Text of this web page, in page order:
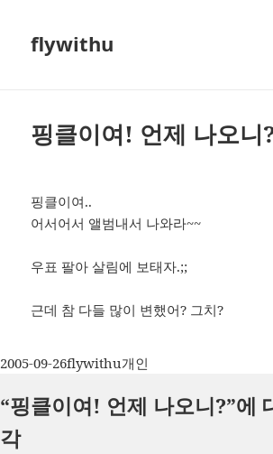
flywithu
핑클이여! 언제 나오니
핑클이여..
어서어서 앨범내서 나와라~~
우표 팔아 살림에 보태자.;;
근데 참 다들 많이 변했어? 그치?
작
일
자
2005-09-26글
이
flywithu카
고
개인
“핑클이여! 언제 나오니?”에
각